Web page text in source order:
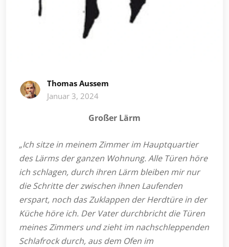
Thomas Aussem
Januar 3, 2024
Großer Lärm
„Ich sitze in meinem Zimmer im Hauptquartier
des Lärms der ganzen Wohnung. Alle Türen höre
ich schlagen, durch ihren Lärm bleiben mir nur
die Schritte der zwischen ihnen Laufenden
erspart, noch das Zuklappen der Herdtüre in der
Küche höre ich. Der Vater durchbricht die Türen
meines Zimmers und zieht im nachschleppenden
Schlafrock durch, aus dem Ofen im